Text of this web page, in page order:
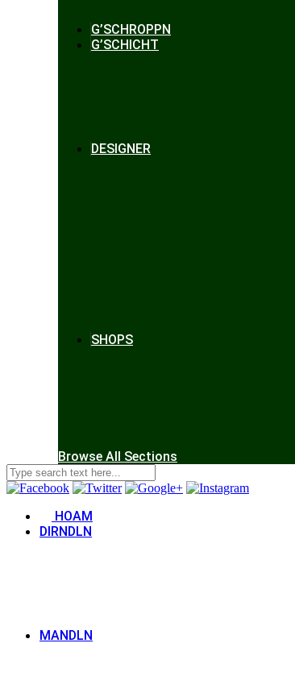
G’SCHROPPN
G’SCHICHT
DESIGNER
SHOPS
Browse All Sections
HOAM
DIRNDLN
MANDLN